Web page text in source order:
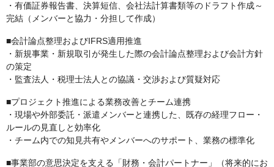
・有価証券報告書、決算短信、会社法計算書類等のドラフト作成～
完結（メンバーと協力・分担して作成）
■会計論点整理およびIFRS適用推進
・新規事業・新規取引が発生した際の会計論点整理および会計方針
の策定
・監査法人・税理士法人との協議・交渉および質疑対応
■プロジェクト推進による業務改善とチーム連携
・現場や外部委託・派遣メンバーと連携した、既存の経理フロー・
ルールの見直しと効率化
・チーム内での知見共有やメンバーへのサポート、業務の標準化
■事業部の意思決定を支える「財務・会計パートナー」（将来的にお